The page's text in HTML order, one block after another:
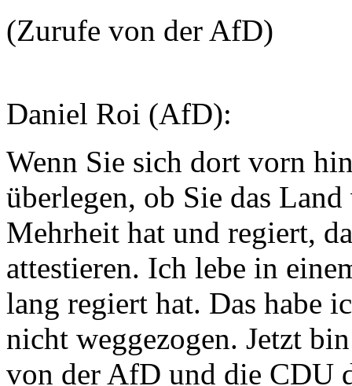
(Zurufe von der AfD)
Daniel Roi (AfD):
Wenn Sie sich dort vorn
überlegen, ob Sie das
Mehrheit hat und regiert,
attestieren. Ich lebe in
lang regiert hat. Das habe
nicht weggezogen. Jetzt
von der AfD und die CDU